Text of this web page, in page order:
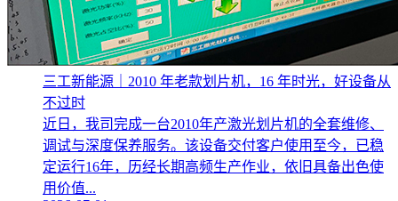
三工新能源｜2010 年老款划片机，16 年时光，好设备从
不过时
近日，我司完成一台2010年产激光划片机的全套维修、
调试与深度保养服务。该设备交付客户使用至今，已稳
定运行16年，历经长期高频生产作业，依旧具备出色使
用价值...